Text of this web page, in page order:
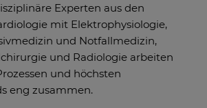
Experten aus den
mit Elektrophysiologie,
und Notfallmedizin,
und Radiologie arbeiten
und höchsten
eng zusammen.